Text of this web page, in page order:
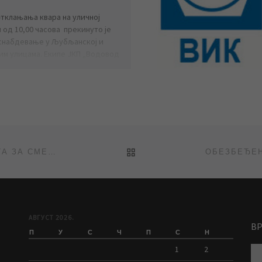
квара на уличној
10,00 часова прекинуто је
у Љубљанској и
ИЗЛИВЕНЕ ТЕМЕЉНЕ ПЛОЧЕ ОБА БУДУЋА ОБЈЕКТА ЗА СМЕШТАЈ ОПРЕМЕ ПРЕЧИСТАЧА BACK TO POST LIST
АВГУСТ 2026.
П У С Ч П С Н
1 2